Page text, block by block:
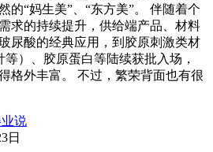
的“妈生美”、“东方美”。 伴随着个
求的持续提升，供给端产品、材料
尿酸的经典应用，到胶原刺激类材
）、胶原蛋白等陆续获批入场，
格外丰富。 不过，繁荣背面也有很
说
日